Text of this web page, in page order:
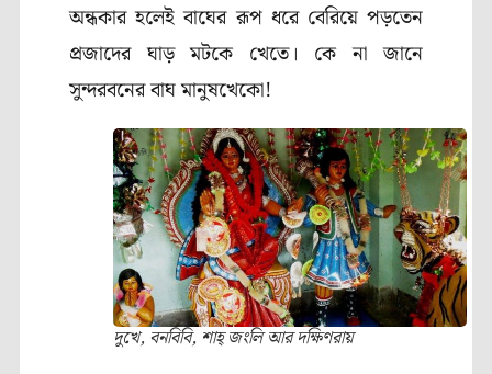
অন্ধকার হলেই বাঘের রূপ ধরে বেরিয়ে পড়তেন
প্রজাদের ঘাড় মটকে খেতে। কে না জানে
সুন্দরবনের বাঘ মানুষখেকো!
দুখে, বনবিবি, শাহ্ জংলি আর দক্ষিণরায়